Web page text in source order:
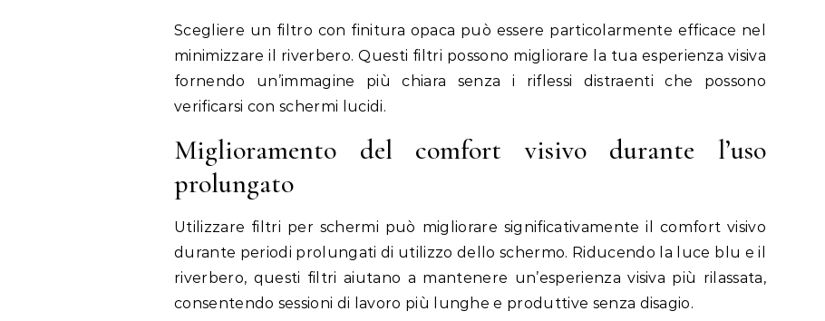
Scegliere un filtro con finitura opaca può essere particolarmente efficace nel
minimizzare il riverbero. Questi filtri possono migliorare la tua esperienza visiva
fornendo un’immagine più chiara senza i riflessi distraenti che possono
verificarsi con schermi lucidi.
Miglioramento del comfort visivo durante l’uso
prolungato
Utilizzare filtri per schermi può migliorare significativamente il comfort visivo
durante periodi prolungati di utilizzo dello schermo. Riducendo la luce blu e il
riverbero, questi filtri aiutano a mantenere un’esperienza visiva più rilassata,
consentendo sessioni di lavoro più lunghe e produttive senza disagio.